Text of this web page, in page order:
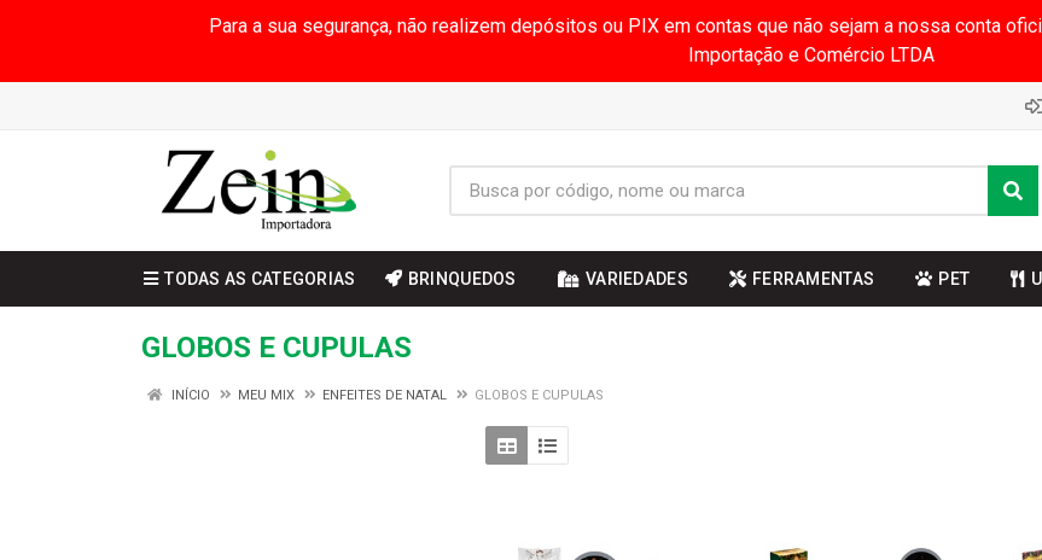
Para a sua segurança, não realizem depósitos ou PIX em contas que não sejam a nossa conta
Importação e Comércio LTDA
TODAS AS CATEGORIAS BRINQUEDOS VARIEDADES FERRAMENTAS PET
GLOBOS E CUPULAS
INÍCIO MEU MIX ENFEITES DE NATAL GLOBOS E CUPULAS